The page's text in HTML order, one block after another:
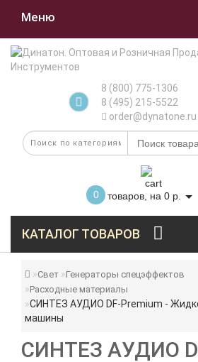
Меню
8 (800) 775-1306
8 (495) 215-5522
order@dynatone.ru
0 товаров, на 0 р.
КАТАЛОГ ТОВАРОВ
Свет
Генераторы спецэффектов
Расходные материалы
СИНТЕЗ АУДИО DF-Premium -
машины
СИНТЕЗ АУДИО